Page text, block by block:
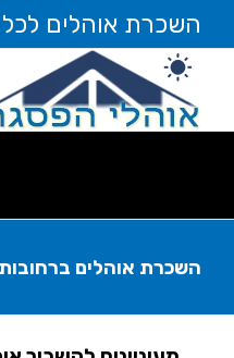
לתוכן
השכרת אוהלים לכל
השכרת אוהלים ברחובות